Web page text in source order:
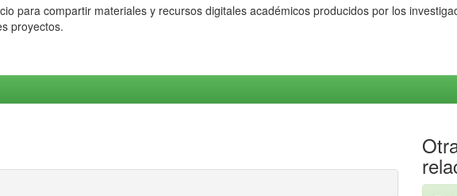
para compartir materiales y recursos digitales académicos producidos por los
proyectos.